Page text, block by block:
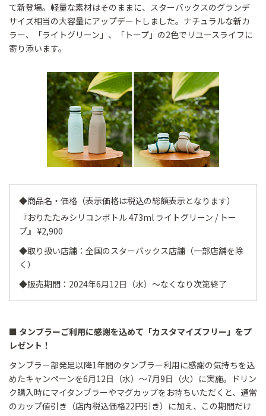
て新登場。軽量な素材はそのままに、スターバックスのグランデ
サイズ相当の大容量にアップデートしました。ナチュラルな新カ
ラー、「ライトグリーン」、「トープ」の2色でリユースライフに
寄り添います。
◆商品名・価格（表示価格は税込の総額表示となります）
『おりたたみシリコンボトル 473ml ライトグリーン / トー
プ』 ¥2,900
◆取り扱い店舗：全国のスターバックス店舗（一部店舗を除
く）
◆販売期間：2024年6月12日（水）～なくなり次第終了
■ タンブラーご利用に感謝を込めて「カスタマイズフリー」をプ
レゼント！
タンブラー部発足以降1年間のタンブラー利用に感謝の気持ちを込
めたキャンペーンを6月12日（水）～7月9日（火）に実施。ドリン
ク購入時にマイタンブラーやマグカップをお持ちいただくと、通常
のカップ値引き（店内税込価格22円引き）に加え、この期間だけ